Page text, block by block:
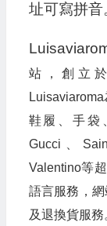
址可寫拼音
站，創立
鞋履、手袋
Gucci、
Valentino等
語言服務，
及退換貨服務